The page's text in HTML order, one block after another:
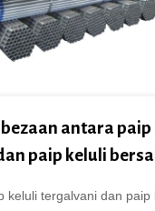
antara paip
paip keluli
keluli tergalvani dan paip